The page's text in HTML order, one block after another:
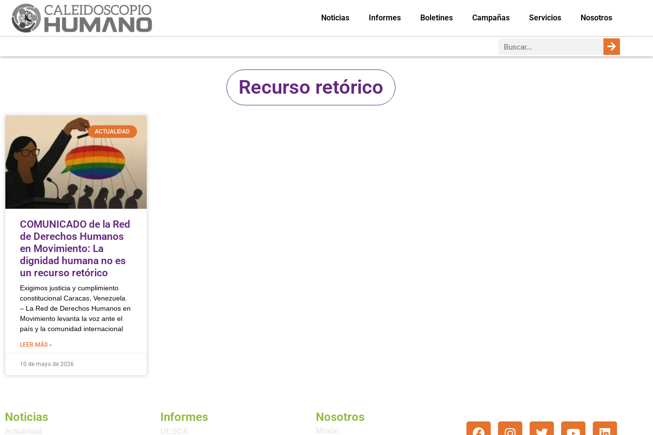
Noticias Informes Boletines Campañas Servicios Nosotros
Recurso retórico
ACTUALIDAD
COMUNICADO de la Red
de Derechos Humanos
en Movimiento: La
dignidad humana no es
un recurso retórico
Exigimos justicia y cumplimiento
constitucional Caracas, Venezuela.
– La Red de Derechos Humanos en
Movimiento levanta la voz ante el
país y la comunidad internacional
LEER MÁS »
10 de mayo de 2026
Noticias
Actualidad
Informes
DESCA
Nosotros
Misión